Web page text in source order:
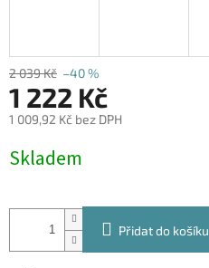
2 039 Kč –40 %
1 222 Kč
1 009,92 Kč bez DPH
cena:
Skladem
Přidat do košíku